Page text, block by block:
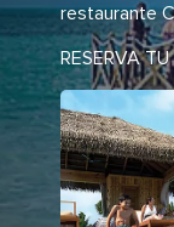
restaurante
RESERVA